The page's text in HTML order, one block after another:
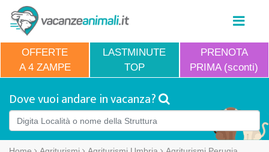
OFFERTE
A 4 ZAMPE
LASTMINUTE
TOP
PRENOTA
PRIMA (sconti)
Dove vuoi andare in vacanza?